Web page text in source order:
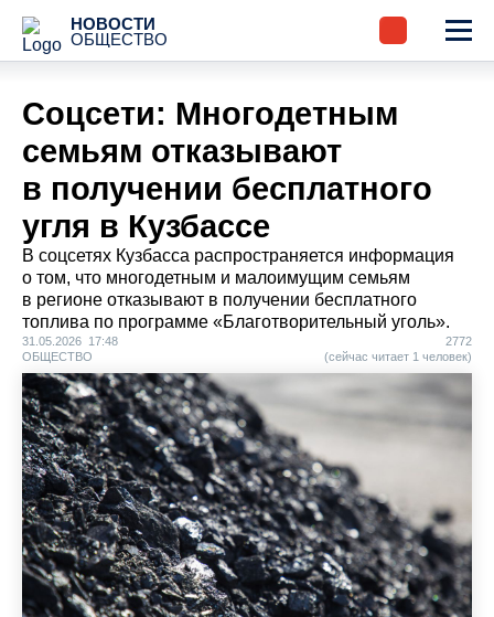
НОВОСТИ
ОБЩЕСТВО
Соцсети: Многодетным
семьям отказывают
в получении бесплатного
угля в Кузбассе
В соцсетях Кузбасса распространяется информация
о том, что многодетным и малоимущим семьям
в регионе отказывают в получении бесплатного
топлива по программе «Благотворительный уголь».
31.05.2026 17:48
ОБЩЕСТВО
2772
(сейчас читает 1 человек)